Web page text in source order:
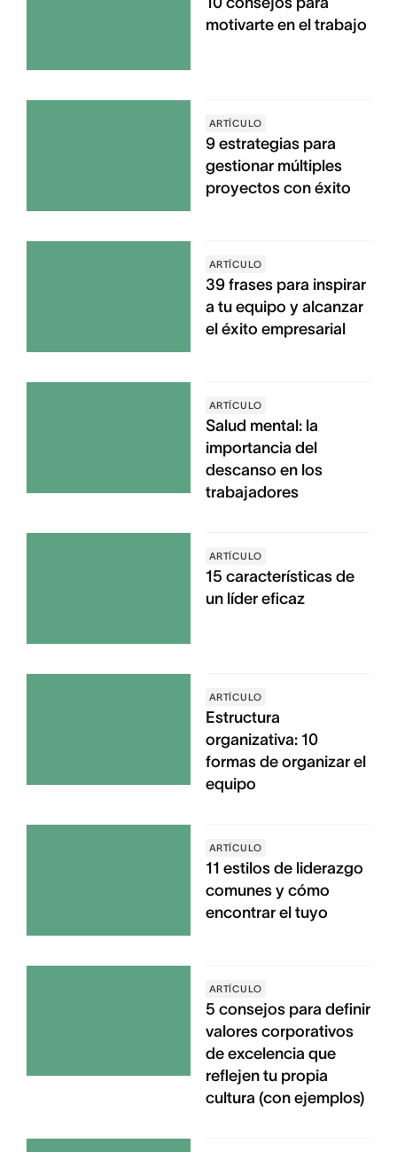
motivarte en el trabajo
ARTÍCULO
9 estrategias para
gestionar múltiples
proyectos con éxito
ARTÍCULO
39 frases para inspirar
a tu equipo y alcanzar
el éxito empresarial
ARTÍCULO
Salud mental: la
importancia del
descanso en los
trabajadores
ARTÍCULO
15 características de
un líder eficaz
ARTÍCULO
Estructura
organizativa: 10
formas de organizar el
equipo
ARTÍCULO
11 estilos de liderazgo
comunes y cómo
encontrar el tuyo
ARTÍCULO
5 consejos para definir
valores corporativos
de excelencia que
reflejen tu propia
cultura (con ejemplos)